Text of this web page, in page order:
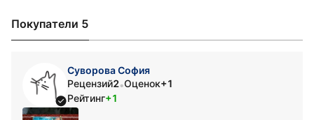
Покупатели 5
Суворова София
Рецензий2•Оценок+1
Рейтинг+1